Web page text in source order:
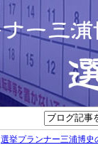
選挙プランナー三浦博史